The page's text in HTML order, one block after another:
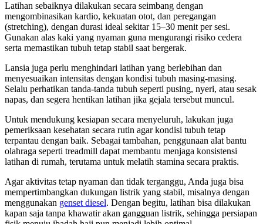
Latihan sebaiknya dilakukan secara seimbang dengan
mengombinasikan kardio, kekuatan otot, dan peregangan
(stretching), dengan durasi ideal sekitar 15–30 menit per sesi.
Gunakan alas kaki yang nyaman guna mengurangi risiko cedera
serta memastikan tubuh tetap stabil saat bergerak.
Lansia juga perlu menghindari latihan yang berlebihan dan
menyesuaikan intensitas dengan kondisi tubuh masing-masing.
Selalu perhatikan tanda-tanda tubuh seperti pusing, nyeri, atau sesak
napas, dan segera hentikan latihan jika gejala tersebut muncul.
Untuk mendukung kesiapan secara menyeluruh, lakukan juga
pemeriksaan kesehatan secara rutin agar kondisi tubuh tetap
terpantau dengan baik. Sebagai tambahan, penggunaan alat bantu
olahraga seperti treadmill dapat membantu menjaga konsistensi
latihan di rumah, terutama untuk melatih stamina secara praktis.
Agar aktivitas tetap nyaman dan tidak terganggu, Anda juga bisa
mempertimbangkan dukungan listrik yang stabil, misalnya dengan
menggunakan genset diesel. Dengan begitu, latihan bisa dilakukan
kapan saja tanpa khawatir akan gangguan listrik, sehingga persiapan